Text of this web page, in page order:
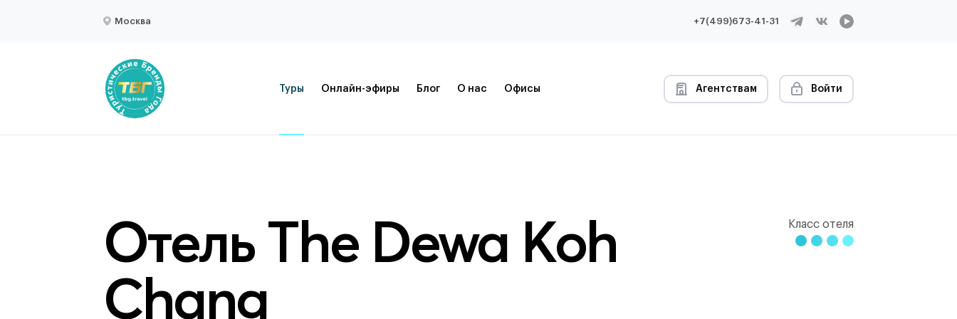
Москва +7(499)673-41-31
Туры Онлайн-эфиры Блог О нас Офисы Агентствам Войти
Отель The Dewa Koh
Chang
Класс отеля